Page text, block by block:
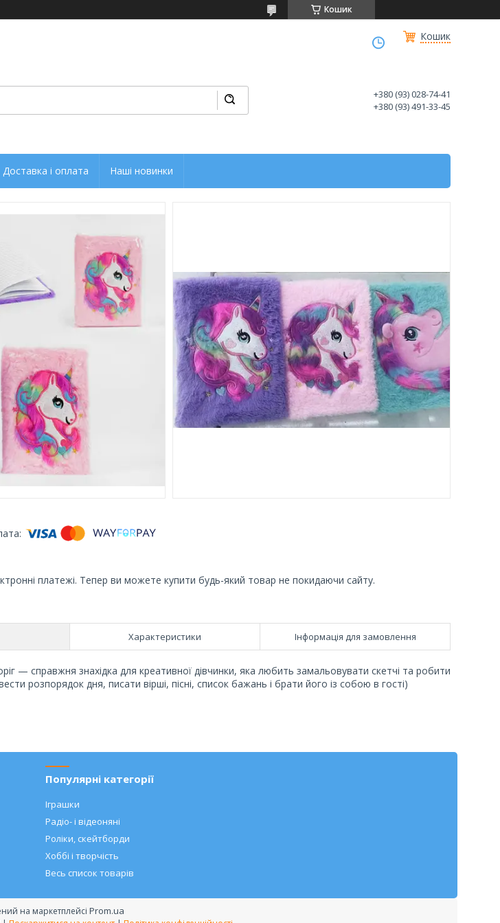
Кошик
Кошик
+380 (93) 028-74-41
+380 (93) 491-33-45
Доставка і оплата Наші новинки
платежі. Тепер ви можете купити будь-який товар не покидаючи сайту.
Характеристики Інформація для замовлення
— справжня знахідка для креативної дівчинки, яка любить замальовувати скетчі та робити
розпорядок дня, писати вірші, пісні, список бажань і брати його із собою в гості)
Популярні категорії
Іграшки
Радіо- і відеоняні
Роліки, скейтборди
Хоббі і творчість
Весь список товарів
на маркетплейсі Prom.ua